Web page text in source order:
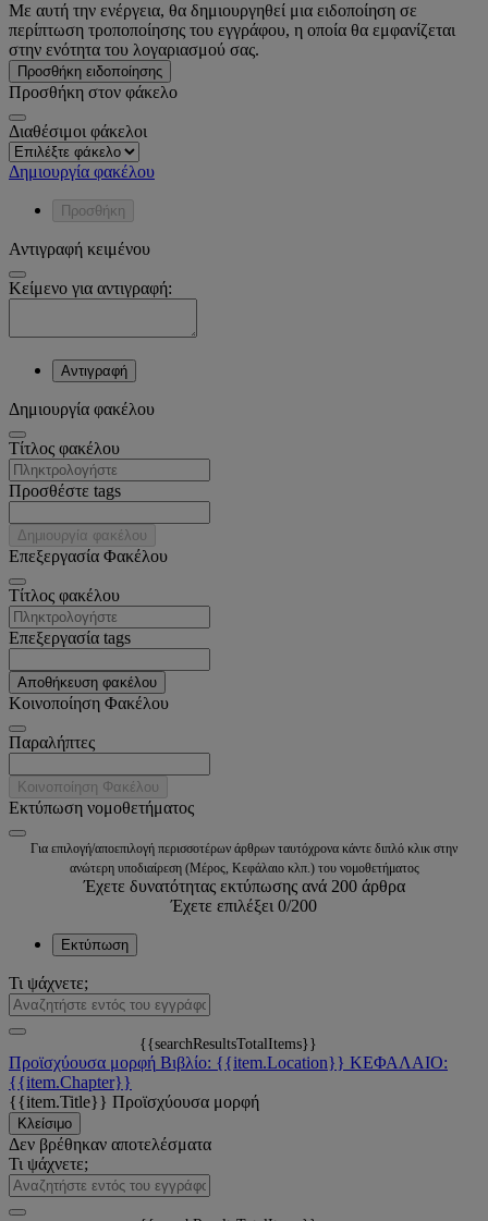
Με αυτή την ενέργεια, θα δημιουργηθεί μια ειδοποίηση σε
περίπτωση τροποποίησης του εγγράφου, η οποία θα εμφανίζεται
στην ενότητα του λογαριασμού σας.
Προσθήκη ειδοποίησης
Προσθήκη στον φάκελο
Διαθέσιμοι φάκελοι
Δημιουργία φακέλου
Προσθήκη
Αντιγραφή κειμένου
Κείμενο για αντιγραφή:
Αντιγραφή
Δημιουργία φακέλου
Tίτλος φακέλου
Προσθέστε tags
Δημιουργία φακέλου
Επεξεργασία Φακέλου
Tίτλος φακέλου
Επεξεργασία tags
Αποθήκευση φακέλου
Κοινοποίηση Φακέλου
Παραλήπτες
Κοινοποίηση Φακέλου
Εκτύπωση νομοθετήματος
Για επιλογή/αποεπιλογή περισσοτέρων άρθρων ταυτόχρονα κάντε διπλό κλικ στην
ανώτερη υποδιαίρεση (Μέρος, Κεφάλαιο κλπ.) του νομοθετήματος
Έχετε δυνατότητας εκτύπωσης ανά 200 άρθρα
Έχετε επιλέξει 0/200
Εκτύπωση
Τι ψάχνετε;
{{searchResultsTotalItems}}
Προϊσχύουσα μορφή Βιβλίο: {{item.Location}} ΚΕΦΑΛΑΙΟ:
{{item.Chapter}}
{{item.Title}} Προϊσχύουσα μορφή
Κλείσιμο
Δεν βρέθηκαν αποτελέσματα
Τι ψάχνετε;